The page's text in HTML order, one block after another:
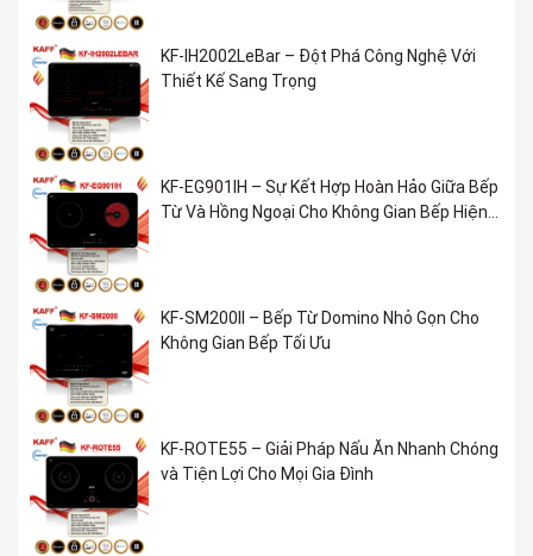
KF-IH2002LeBar – Đột Phá Công Nghệ Với
Thiết Kế Sang Trọng
KF-EG901IH – Sự Kết Hợp Hoàn Hảo Giữa Bếp
Từ Và Hồng Ngoại Cho Không Gian Bếp Hiện
KF-SM200II – Bếp Từ Domino Nhỏ Gọn Cho
Không Gian Bếp Tối Ưu
KF-ROTE55 – Giải Pháp Nấu Ăn Nhanh Chóng
và Tiện Lợi Cho Mọi Gia Đình